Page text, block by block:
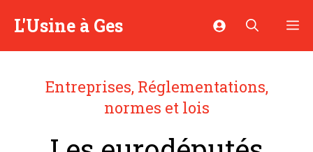
L'Usine à Ges
Entreprises, Réglementations,
normes et lois